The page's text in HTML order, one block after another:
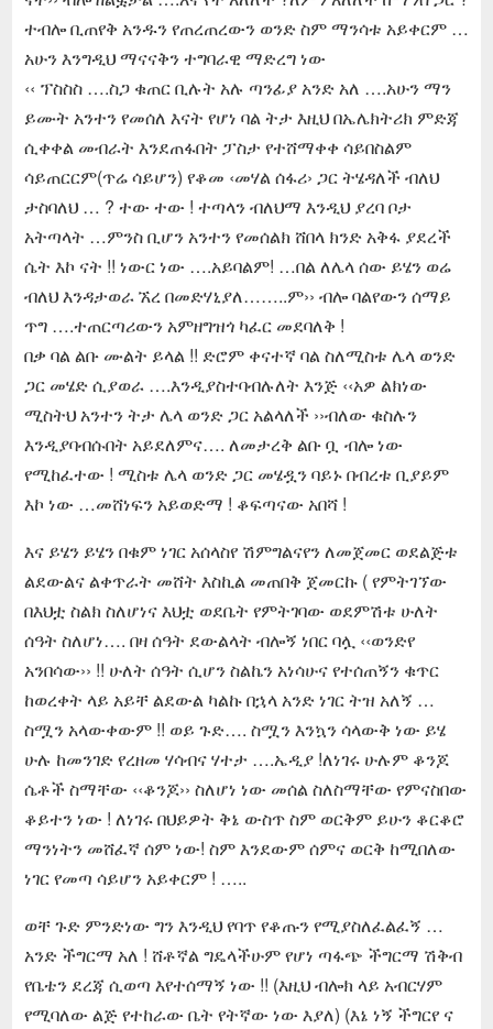
ተብሎ ቢጠየቅ አንዱን የጠረጠረውን ወንድ ስም ማንሳቱ አይቀርም …
አሁን እንግዲህ ማናናቅን ተግባራዊ ማድረግ ነው
‹‹ ፕስስስ ….ስጋ ቁጠር ቢሉት አሉ ጣንፊያ አንድ አለ ….አሁን ማን
ይሙት አንተን የመሰለ እናት የሆነ ባል ትታ እዚህ በኤሌክትሪክ ምድጃ
ሲቀቀል መብራት እንደጠፋበት ፓስታ የተሸማቀቀ ሳይበስልም
ሳይጠርርም(ጥሬ ሳይሆን) የቆመ ‹መሃል ሰፋሪ› ጋር ትሄዳለች ብለህ
ታስባለህ … ? ተው ተው ! ተጣላን ብለህማ እንዲህ ያረባ ቦታ
አትጣላት …ምንስ ቢሆን አንተን የመሰልክ ሸበላ ክንድ አቅፋ ያደረች
ሴት እኮ ናት !! ነውር ነው ….አይባልም! …በል ለሌላ ሰው ይሄን ወሬ
ብለህ እንዳታወራ ኧረ በመድሃኒያለ……..ም›› ብሎ ባልየውን ሰማይ
ጥግ ….ተጠርጣሪውን አምዘግዝጎ ካፈር መደባለቅ !
በቃ ባል ልቡ ሙልት ይላል !! ድሮም ቀናተኛ ባል ስለሚስቱ ሌላ ወንድ
ጋር መሄድ ሲያወራ ….እንዲያስተባብሉለት እንጅ ‹‹አዎ ልክነው
ሚስትህ አንተን ትታ ሌላ ወንድ ጋር አልላለች ››ብለው ቁስሉን
እንዲያባብሱበት አይደለምና…. ለመታረቅ ልቡ ቧ ብሎ ነው
የሚከፈተው ! ሚስቱ ሌላ ወንድ ጋር መሄዷን ባይኑ በብረቱ ቢያይም
እኮ ነው …መሸነፍን አይወድማ ! ቆፍጣናው አበሻ !
እና ይሄን ይሄን በቁም ነገር አሰላስየ ሽምግልናየን ለመጀመር ወደልጅቱ
ልደውልና ልቀጥራት መሸት እስኪል መጠበቅ ጀመርኩ ( የምትገኘው
በእህቷ ስልክ ስለሆነና እህቷ ወደቤት የምትገባው ወደምሽቱ ሁለት
ሰዓት ስለሆነ…. በዛ ሰዓት ደውልላት ብሎኝ ነበር ባሏ ‹‹ወንድየ
አንበሳው›› !! ሁለት ሰዓት ሲሆን ስልኬን አነሳሁና የተሰጠኝን ቁጥር
ከወረቀት ላይ አይቸ ልደውል ካልኩ በኋላ አንድ ነገር ትዝ አለኝ …
ስሟን አላውቀውም !! ወይ ጉድ…. ስሟን እንኳን ሳላውቅ ነው ይሄ
ሁሉ ከመንገድ የረዘመ ሃሳብና ሃተታ ….ኤዲያ !ለነገሩ ሁሉም ቆንጆ
ሴቶች ስማቸው ‹‹ቆንጆ›› ስለሆነ ነው መሰል ስለስማቸው የምናስበው
ቆይተን ነው ! ለነገሩ በህይዎት ቅኔ ውስጥ ስም ወርቅም ይሁን ቆርቆሮ
ማንነትን መሸፈኛ ሰም ነው! ስም እንደውም ሰምና ወርቅ ከሚበለው
ነገር የመጣ ሳይሆን አይቀርም ! …..
ወቸ ጉድ ምንድነው ግን እንዲህ የባጥ የቆጡን የሚያስለፈልፈኝ …
አንድ ችግርማ አለ ! ሸቶኛል ግዴላችሁም የሆነ ጣፋጭ ችግርማ ሽቅብ
የቤቴን ደረጃ ሲወጣ እየተሰማኝ ነው !! (እዚህ ብሎክ ላይ አብርሃም
የሚባለው ልጅ የተከራው ቤት የትኛው ነው እያለ) (እኔ ነኝ ችግርየ ና